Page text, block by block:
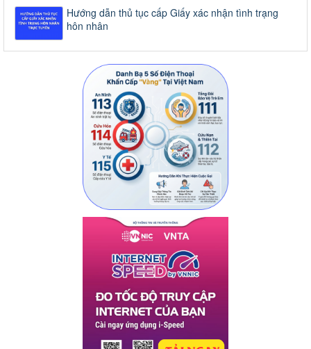
Hướng dẫn thủ tục cấp Giấy xác nhận tình trạng
hôn nhân